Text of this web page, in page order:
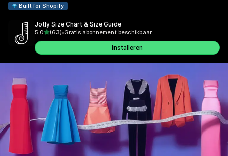
Built for Shopify
Jotly Size Chart & Size Guide
5,0van 5 sterren
(63)
63 recensies in totaal
•Gratis abonnement beschikbaar
Installeren